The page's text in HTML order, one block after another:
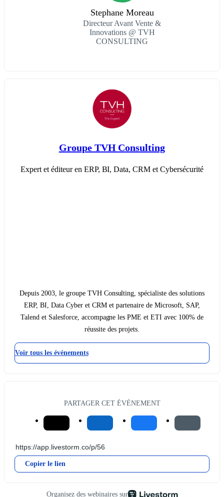
Stephane Moreau
Directeur Avant Vente &
Innovations @ TVH
CONSULTING
Groupe TVH Consulting
Expert et éditeur en ERP, BI, Data, CRM et Cybersécurité
Depuis 2003, le groupe TVH Consulting, spécialiste des solutions
ERP, BI, Data Cyber et CRM et partenaire de Microsoft, SAP,
Talend et Salesforce, accompagne les PME et ETI avec 100% de
réussite des projets.
Voir tous les événements
PARTAGER CET ÉVÉNEMENT
Copier le lien
Organisez des webinaires sur